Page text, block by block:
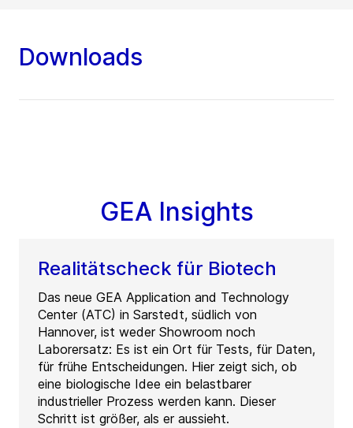
Downloads
GEA Insights
Realitätscheck für Biotech
Das neue GEA Application and Technology
Center (ATC) in Sarstedt, südlich von
Hannover, ist weder Showroom noch
Laborersatz: Es ist ein Ort für Tests, für Daten,
für frühe Entscheidungen. Hier zeigt sich, ob
eine biologische Idee ein belastbarer
industrieller Prozess werden kann. Dieser
Schritt ist größer, als er aussieht.